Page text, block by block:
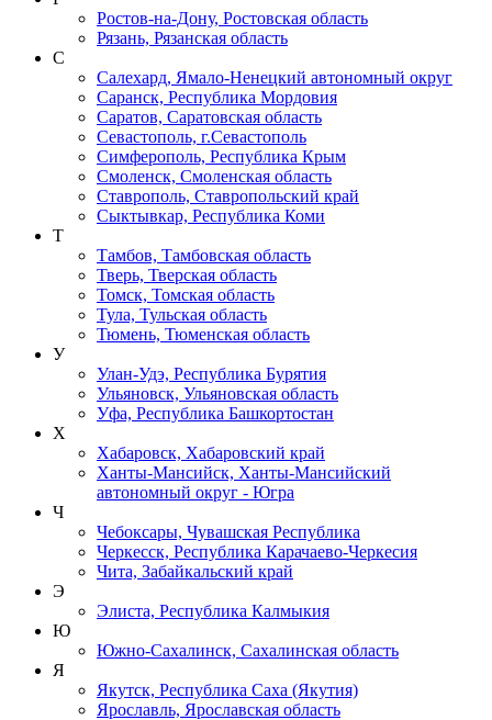
Ростов-на-Дону, Ростовская область
Рязань, Рязанская область
С
Салехард, Ямало-Ненецкий автономный округ
Саранск, Республика Мордовия
Саратов, Саратовская область
Севастополь, г.Севастополь
Симферополь, Республика Крым
Смоленск, Смоленская область
Ставрополь, Ставропольский край
Сыктывкар, Республика Коми
Т
Тамбов, Тамбовская область
Тверь, Тверская область
Томск, Томская область
Тула, Тульская область
Тюмень, Тюменская область
У
Улан-Удэ, Республика Бурятия
Ульяновск, Ульяновская область
Уфа, Республика Башкортостан
Х
Хабаровск, Хабаровский край
Ханты-Мансийск, Ханты-Мансийский
автономный округ - Югра
Ч
Чебоксары, Чувашская Республика
Черкесск, Республика Карачаево-Черкесия
Чита, Забайкальский край
Э
Элиста, Республика Калмыкия
Ю
Южно-Сахалинск, Сахалинская область
Я
Якутск, Республика Саха (Якутия)
Ярославль, Ярославская область